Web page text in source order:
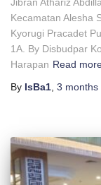
Jibran Athariz
Kecamatan Alesha
Kyorugi Pracadet
1A. By Disbudpar
Harapan Read
By IsBa1, 3 months